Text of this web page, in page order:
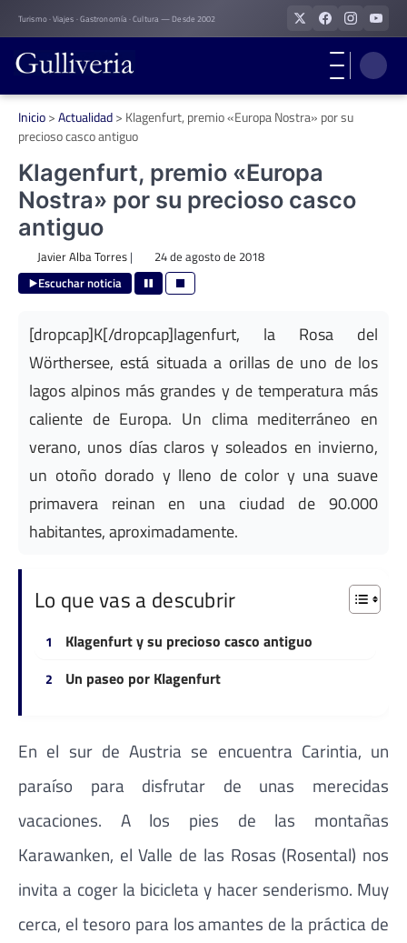
Skip
to
content
Turismo · Viajes · Gastronomía · Cultura — Desde 2002
Inicio>Actualidad> Klagenfurt, premio «Europa Nostra» por su
precioso casco antiguo
Klagenfurt, premio «Europa
Nostra» por su precioso casco
antiguo
Javier Alba Torres| 24 de agosto de 2018
Escuchar noticia
[dropcap]K[/dropcap]lagenfurt, la Rosa del
Wörthersee, está situada a orillas de uno de los
lagos alpinos más grandes y de temperatura más
caliente de Europa. Un clima mediterráneo en
verano, unos días claros y soleados en invierno,
un otoño dorado y lleno de color y una suave
primavera reinan en una ciudad de 90.000
habitantes, aproximadamente.
Lo que vas a descubrir
Klagenfurt y su precioso casco antiguo
Un paseo por Klagenfurt
En el sur de Austria se encuentra Carintia, un
paraíso para disfrutar de unas merecidas
vacaciones. A los pies de las montañas
Karawanken, el Valle de las Rosas (Rosental) nos
invita a coger la bicicleta y hacer senderismo. Muy
cerca, el tesoro para los amantes de la práctica de